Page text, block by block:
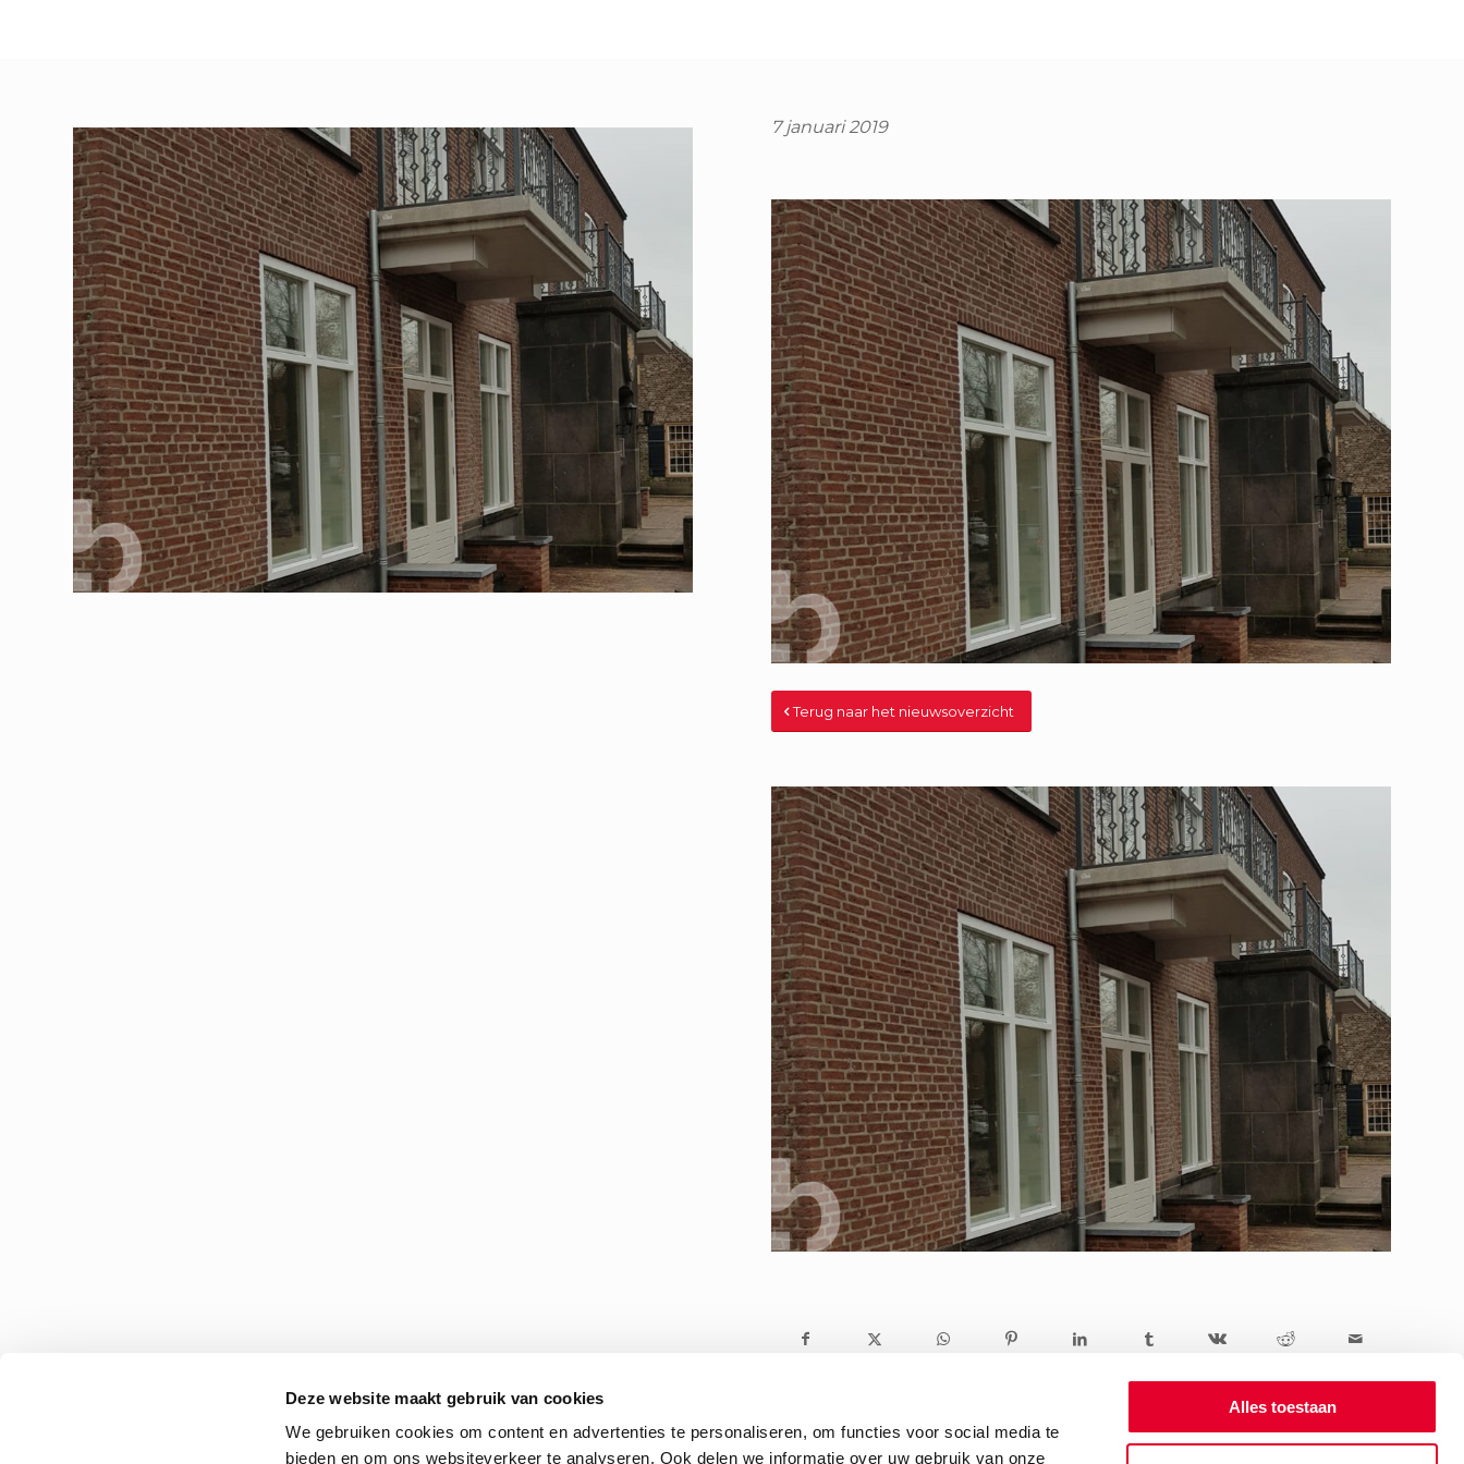
Deze website maakt gebruik van cookies
We gebruiken cookies om content en advertenties te personaliseren, om functies voor social media te
bieden en om ons websiteverkeer te analyseren. Ook delen we informatie over uw gebruik van onze
Alles toestaan
7 januari 2019
Terug naar het nieuwsoverzicht